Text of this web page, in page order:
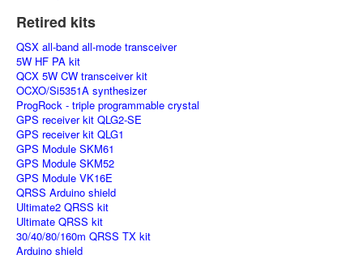
Retired kits
QSX all-band all-mode transceiver
5W HF PA kit
QCX 5W CW transceiver kit
OCXO/Si5351A synthesizer
ProgRock - triple programmable crystal
GPS receiver kit QLG2-SE
GPS receiver kit QLG1
GPS Module SKM61
GPS Module SKM52
GPS Module VK16E
QRSS Arduino shield
Ultimate2 QRSS kit
Ultimate QRSS kit
30/40/80/160m QRSS TX kit
Arduino shield